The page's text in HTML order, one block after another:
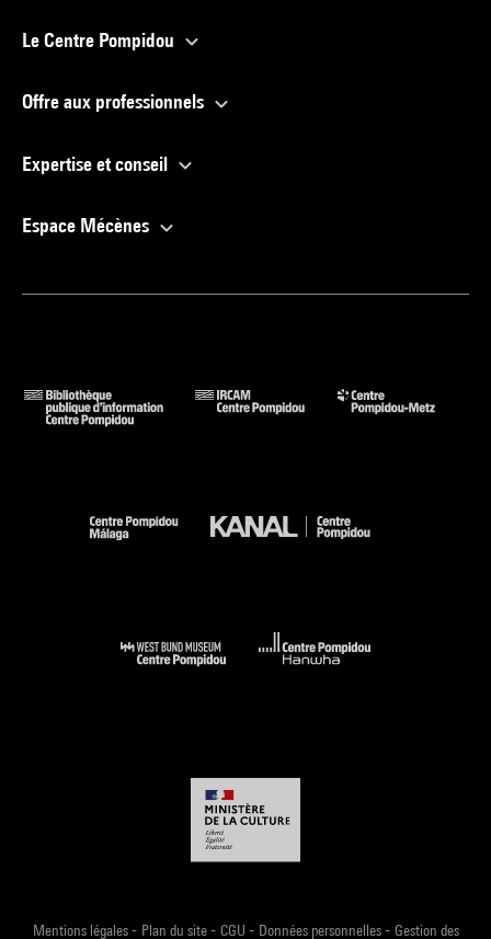
Le Centre Pompidou
Offre aux professionnels
Expertise et conseil
Espace Mécènes
Mentions légales- Plan du site- CGU - Données personnelles- Gestion des